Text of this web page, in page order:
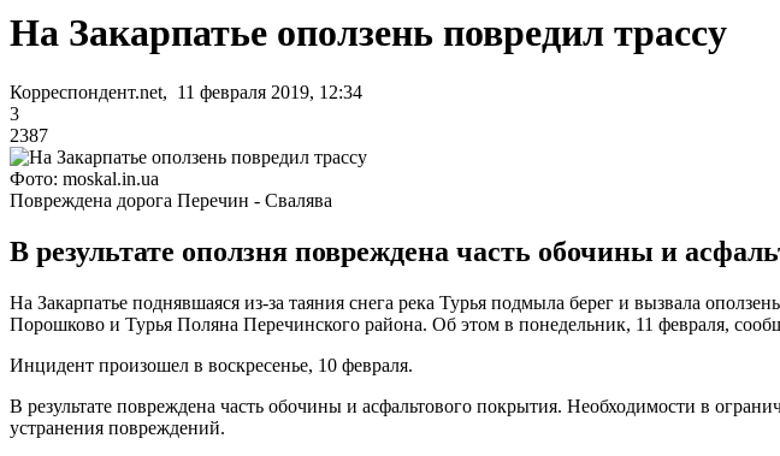
На Закарпатье оползень повредил трассу
Корреспондент.net, 11 февраля 2019, 12:34
3
2387
Фото: moskal.in.ua
Повреждена дорога Перечин - Свалява
В результате оползня повреждена часть обочины и
На Закарпатье поднявшаяся из-за таяния снега река Турья подмыла берег и вызвала
Порошково и Турья Поляна Перечинского района. Об этом в понедельник, 11 февраля,
Инцидент произошел в воскресенье, 10 февраля.
В результате повреждена часть обочины и асфальтового покрытия. Необходимости в
устранения повреждений.